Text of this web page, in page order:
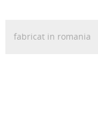
fabricat in romania